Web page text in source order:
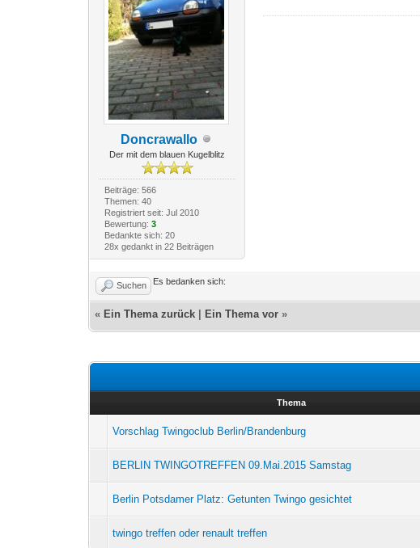
Doncrawallo
Der mit dem blauen Kugelblitz
Beiträge: 566
Themen: 40
Registriert seit: Jul 2010
Bewertung: 3
Bedankte sich: 20
28x gedankt in 22 Beiträgen
Suchen Es bedanken sich:
« Ein Thema zurück Ein Thema vor »
Thema
Vorschlag Twingoclub Berlin/Brandenburg
BERLIN TWINGOTREFFEN 09.Mai.2015 Samstag
Berlin Potsdamer Platz: Getunten Twingo gesichtet
twingo treffen oder renault treffen